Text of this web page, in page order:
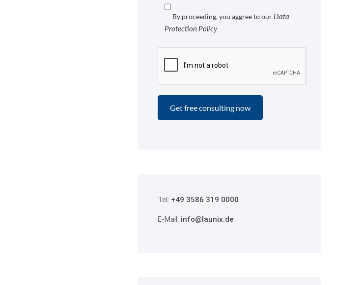
By proceeding, you aggree to our Data
Protection Policy
Tel: +49 3586 319 0000
E-Mail: info@launix.de